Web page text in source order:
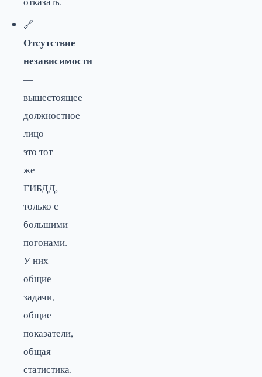
🔗
Отсутствие
независимости
—
вышестоящее
должностное
лицо —
это тот
же
ГИБДД,
только с
большими
погонами.
У них
общие
задачи,
общие
показатели,
общая
статистика.